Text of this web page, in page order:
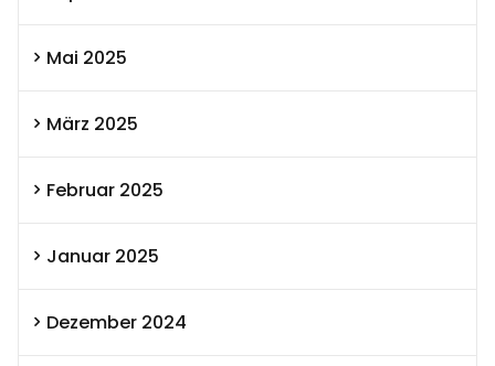
Mai 2025
März 2025
Februar 2025
Januar 2025
Dezember 2024